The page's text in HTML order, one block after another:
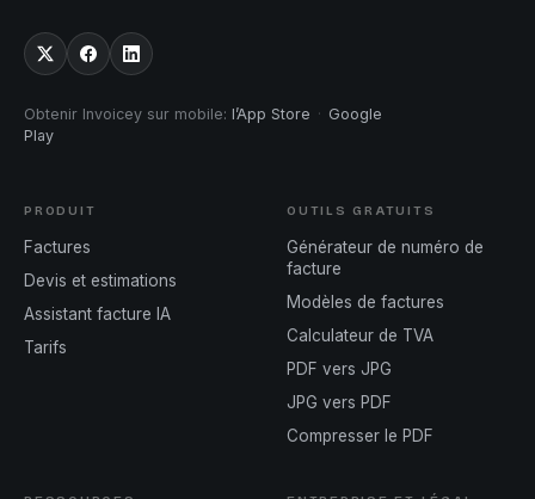
Obtenir Invoicey sur mobile: l’App Store · Google
Play
PRODUIT
Factures
Devis et estimations
Assistant facture IA
Tarifs
OUTILS GRATUITS
Générateur de numéro de
facture
Modèles de factures
Calculateur de TVA
PDF vers JPG
JPG vers PDF
Compresser le PDF